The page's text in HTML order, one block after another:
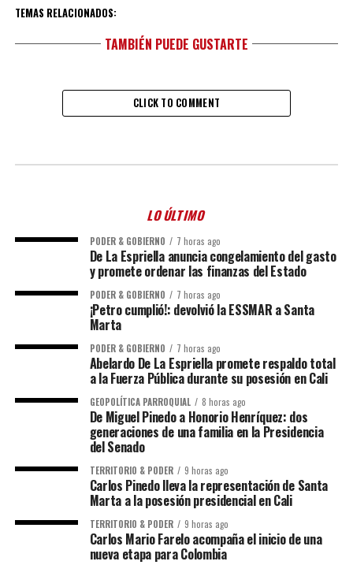
TEMAS RELACIONADOS:
TAMBIÉN PUEDE GUSTARTE
CLICK TO COMMENT
LO ÚLTIMO
PODER & GOBIERNO 7 horas ago
De La Espriella anuncia congelamiento del gasto
y promete ordenar las finanzas del Estado
PODER & GOBIERNO 7 horas ago
¡Petro cumplió!: devolvió la ESSMAR a Santa
Marta
PODER & GOBIERNO 7 horas ago
Abelardo De La Espriella promete respaldo total
a la Fuerza Pública durante su posesión en Cali
GEOPOLÍTICA PARROQUIAL 8 horas ago
De Miguel Pinedo a Honorio Henríquez: dos
generaciones de una familia en la Presidencia
del Senado
TERRITORIO & PODER 9 horas ago
Carlos Pinedo lleva la representación de Santa
Marta a la posesión presidencial en Cali
TERRITORIO & PODER 9 horas ago
Carlos Mario Farelo acompaña el inicio de una
nueva etapa para Colombia